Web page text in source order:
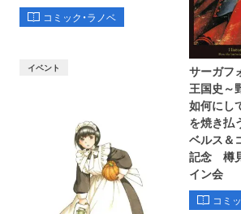
コミック・ラノベ
サーガフ
王国史～
如何にし
を焼き払
ベルス＆
記念 樽
イン会
コミ
イベント